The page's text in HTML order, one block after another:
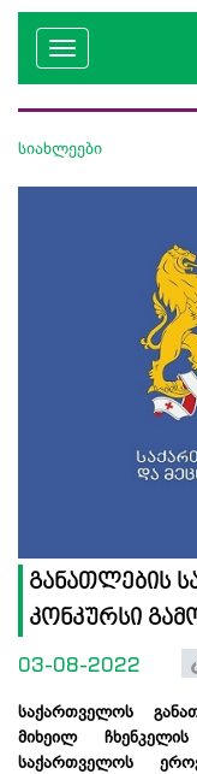
სიახლეები
განათლების
კონკურსი
03-08-2022
საქართველოს
მიხეილ
საქართველოს